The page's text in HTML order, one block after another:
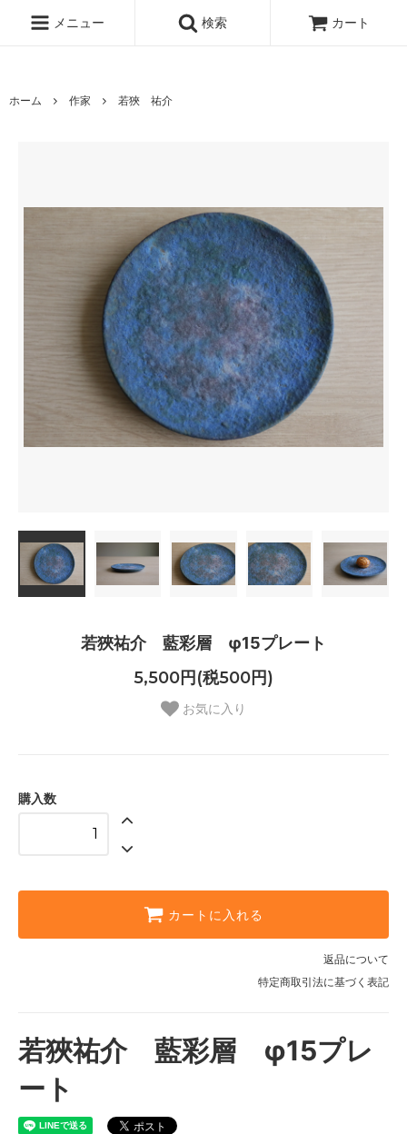
メニュー
検索 カート
ホーム 作家 若狹 祐介
若狹祐介 藍彩層 φ15プレート
5,500円(税500円)
お気に入り
購入数
カートに入れる
返品について
特定商取引法に基づく表記
若狹祐介 藍彩層 φ15プレ
ート